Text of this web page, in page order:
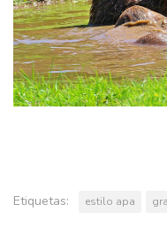
Etiquetas: estilo apa